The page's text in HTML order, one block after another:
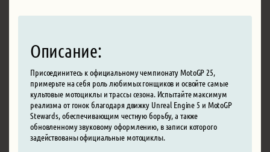
Описание:
Присоединитесь к официальному чемпионату MotoGP 25,
примерьте на себя роль любимых гонщиков и освойте самые
культовые мотоциклы и трассы сезона. Испытайте максимум
реализма от гонок благодаря движку Unreal Engine 5 и MotoGP
Stewards, обеспечивающим честную борьбу, а также
обновленному звуковому оформлению, в записи которого
задействованы официальные мотоциклы.